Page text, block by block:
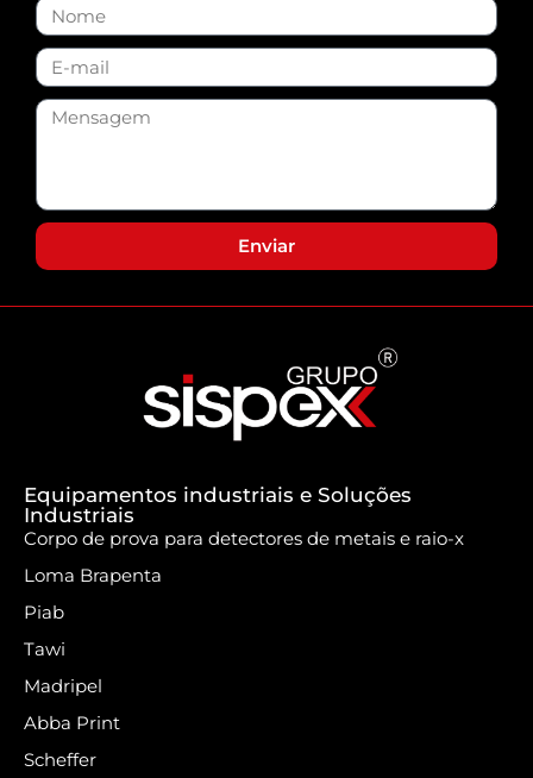
Enviar
Equipamentos industriais e Soluções
Industriais
Corpo de prova para detectores de metais e raio-x
Loma Brapenta
Piab
Tawi
Madripel
Abba Print
Scheffer